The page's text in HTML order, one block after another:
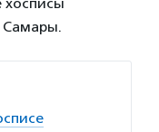
хосписы
Самары.